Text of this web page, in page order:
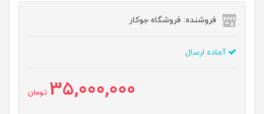
فروشنده: فروشگاه جوکار
آماده ارسال
35,000,000 تومان